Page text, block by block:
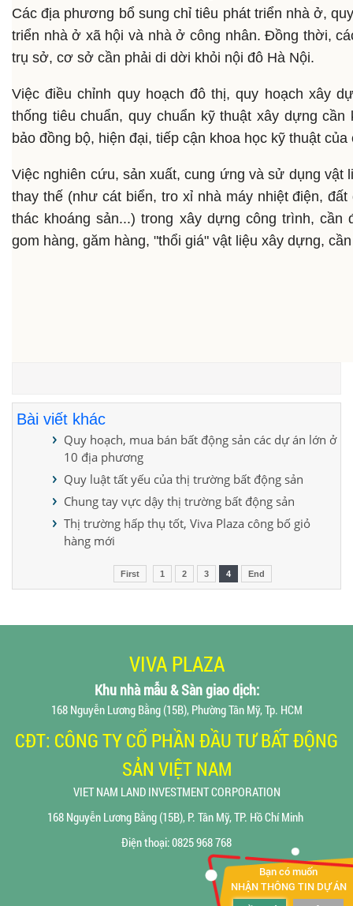
Các địa phương bổ sung chỉ tiêu phát triển nhà ở,
triển nhà ở xã hội và nhà ở công nhân. Đồng thời,
trụ sở, cơ sở cần phải di dời khỏi nội đô Hà Nội.
Việc điều chỉnh quy hoạch đô thị, quy hoạch xây
thống tiêu chuẩn, quy chuẩn kỹ thuật xây dựng
bảo đồng bộ, hiện đại, tiếp cận khoa học kỹ thuật
Việc nghiên cứu, sản xuất, cung ứng và sử dụng vật
thay thế (như cát biển, tro xỉ nhà máy nhiệt điện,
thác khoáng sản...) trong xây dựng công trình, cần
gom hàng, găm hàng, "thổi giá" vật liệu xây dựng,
Bài viết khác
Quy hoạch, mua bán bất động sản các dự án lớn ở
10 địa phương
Quy luật tất yếu của thị trường bất động sản
Chung tay vực dậy thị trường bất động sản
Thị trường hấp thụ tốt, Viva Plaza công bố giỏ
hàng mới
First 1 2 3 4 End
VIVA PLAZA
Khu nhà mẫu & Sàn giao dịch:
168 Nguyễn Lương Bằng (15B), Phường Tân Mỹ, Tp. HCM
CĐT: CÔNG TY CỔ PHẦN ĐẦU TƯ BẤT ĐỘNG
SẢN VIỆT NAM
VIET NAM LAND INVESTMENT CORPORATION
168 Nguyễn Lương Bằng (15B), P. Tân Mỹ, TP. Hồ Chí Minh
Điện thoại: 0825 968 768
Bạn có muốn
NHẬN THÔNG TIN DỰ ÁN